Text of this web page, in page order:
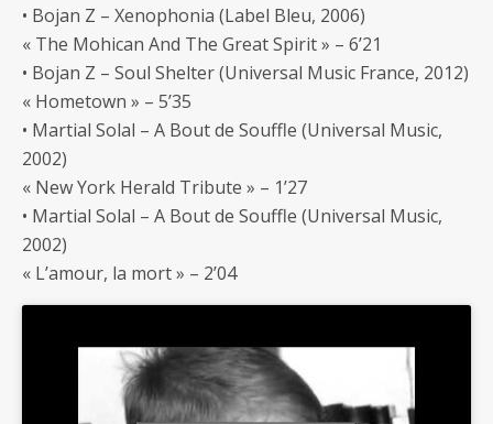
• Bojan Z – Xenophonia (Label Bleu, 2006)
« The Mohican And The Great Spirit » – 6’21
• Bojan Z – Soul Shelter (Universal Music France, 2012)
« Hometown » – 5’35
• Martial Solal – A Bout de Souffle (Universal Music,
2002)
« New York Herald Tribute » – 1’27
• Martial Solal – A Bout de Souffle (Universal Music,
2002)
« L’amour, la mort » – 2’04